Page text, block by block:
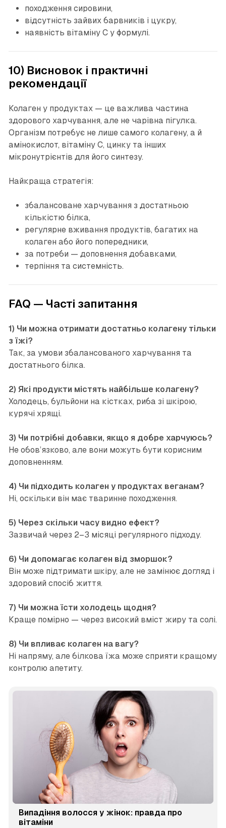
походження сировини,
відсутність зайвих барвників і цукру,
наявність вітаміну C у формулі.
10) Висновок і практичні
рекомендації
Колаген у продуктах — це важлива частина
здорового харчування, але не чарівна пігулка.
Організм потребує не лише самого колагену, а й
амінокислот, вітаміну C, цинку та інших
мікронутрієнтів для його синтезу.
Найкраща стратегія:
збалансоване харчування з достатньою
кількістю білка,
регулярне вживання продуктів, багатих на
колаген або його попередники,
за потреби — доповнення добавками,
терпіння та системність.
FAQ — Часті запитання
1) Чи можна отримати достатньо колагену тільки
з їжі?
Так, за умови збалансованого харчування та
достатнього білка.
2) Які продукти містять найбільше колагену?
Холодець, бульйони на кістках, риба зі шкірою,
курячі хрящі.
3) Чи потрібні добавки, якщо я добре харчуюсь?
Не обов’язково, але вони можуть бути корисним
доповненням.
4) Чи підходить колаген у продуктах веганам?
Ні, оскільки він має тваринне походження.
5) Через скільки часу видно ефект?
Зазвичай через 2–3 місяці регулярного підходу.
6) Чи допомагає колаген від зморшок?
Він може підтримати шкіру, але не замінює догляд і
здоровий спосіб життя.
7) Чи можна їсти холодець щодня?
Краще помірно — через високий вміст жиру та солі.
8) Чи впливає колаген на вагу?
Ні напряму, але білкова їжа може сприяти кращому
контролю апетиту.
Випадіння волосся у жінок: правда про
вітаміни